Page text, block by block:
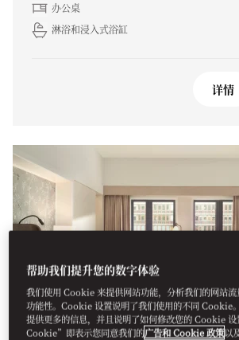
办公桌
淋浴和浸入式浴缸
详情
帮助我们提升您的数字体验
我们使用 Cookie 来提供网站功能，分析我们的网站
功能性。Cookie 设置说明了我们使用的不同 Cookie
提供更多的信息，并且说明了如何修改您的 Cookie
Cookie”即表示您同意我们的广告和 Cookie 政策以